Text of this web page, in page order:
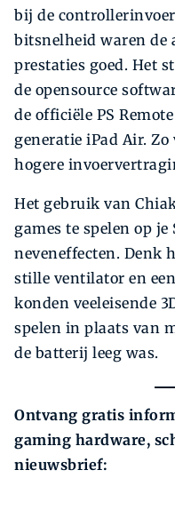
bij de
bitsnelheid waren de
prestaties goed. Het
de opensource
de officiële PS
generatie iPad Air.
hogere
Het gebruik van
games te spelen op
neveneffecten. Denk
stille ventilator en
konden veeleisende
spelen in plaats van
de batterij leeg was.
Ontvang gratis
gaming hardware,
nieuwsbrief: